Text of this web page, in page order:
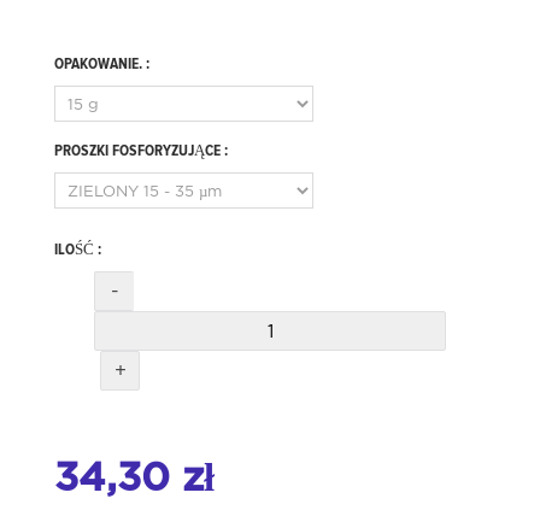
OPAKOWANIE. :
PROSZKI FOSFORYZUJĄCE :
ILOŚĆ :
-
+
34,30 zł